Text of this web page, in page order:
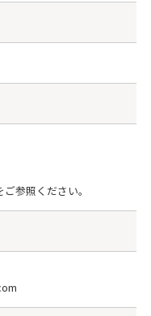
参照ください。